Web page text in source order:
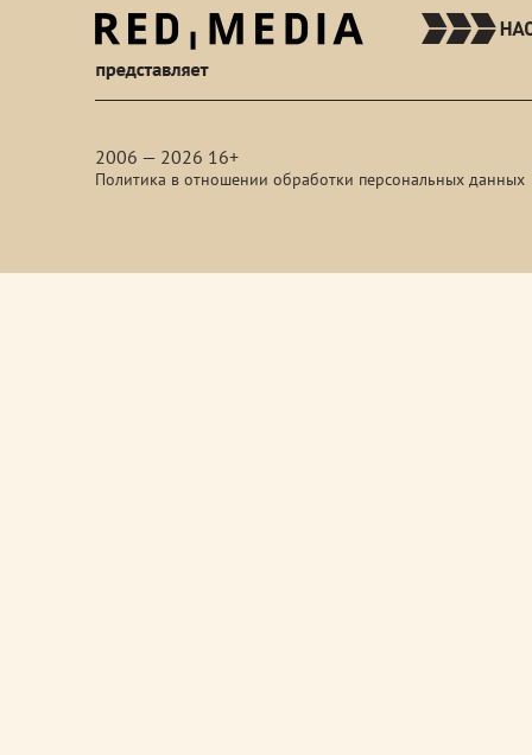
2006 — 2026 16+
Политика в отношении обработки персональных данных